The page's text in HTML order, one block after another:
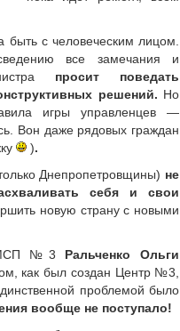
с человеческим лицом.
все замечания и
просит поведать
решений. Но
игры управленцев —
Вон даже рядовых граждан
).
Днепропетровщины) не
себя и свои
новую страну с новыми
№3 Ральченко Ольги
как был создан Центр №3,
проблемой было
вообще не поступало!